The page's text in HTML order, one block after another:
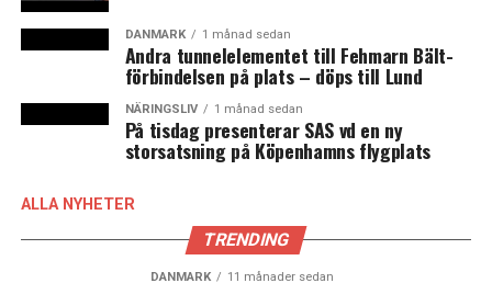
DANMARK 1 månad sedan
Andra tunnelelementet till Fehmarn Bält-
förbindelsen på plats – döps till Lund
NÄRINGSLIV 1 månad sedan
På tisdag presenterar SAS vd en ny
storsatsning på Köpenhamns flygplats
ALLA NYHETER
TRENDING
DANMARK 11 månader sedan